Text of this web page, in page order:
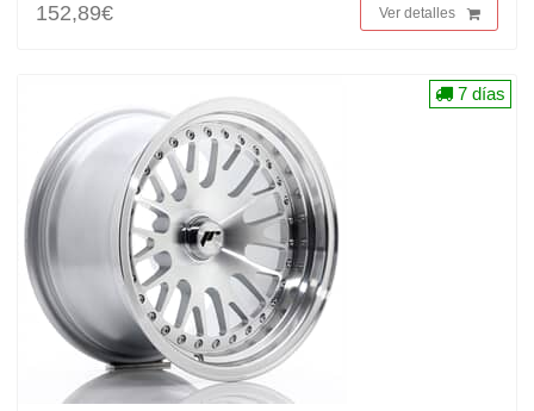
152,89€
Ver detalles
7 días